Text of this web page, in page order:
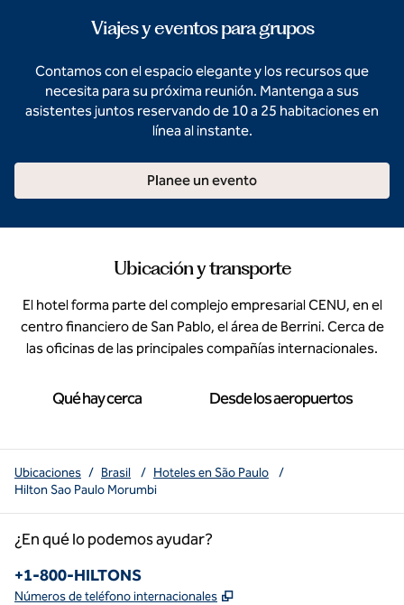
Viajes y eventos para grupos
Contamos con el espacio elegante y los recursos que
necesita para su próxima reunión. Mantenga a sus
asistentes juntos reservando de 10 a 25 habitaciones en
línea al instante.
Planee un evento
Ubicación y transporte
El hotel forma parte del complejo empresarial CENU, en el
centro financiero de San Pablo, el área de Berrini. Cerca de
las oficinas de las principales compañías internacionales.
Qué hay cerca Desde los aeropuertos
Ubicaciones / Brasil / Hoteles en São Paulo
/
Hilton Sao Paulo Morumbi
¿En qué lo podemos ayudar?
Teléfono:
+1-800-HILTONS
Números de teléfono internacionales ,